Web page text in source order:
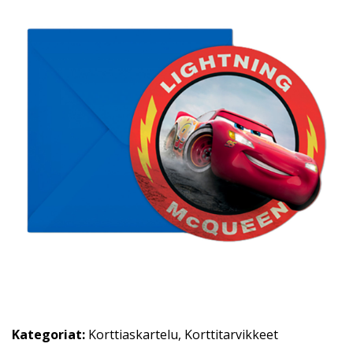
Kategoriat: Korttiaskartelu, Korttitarvikkeet